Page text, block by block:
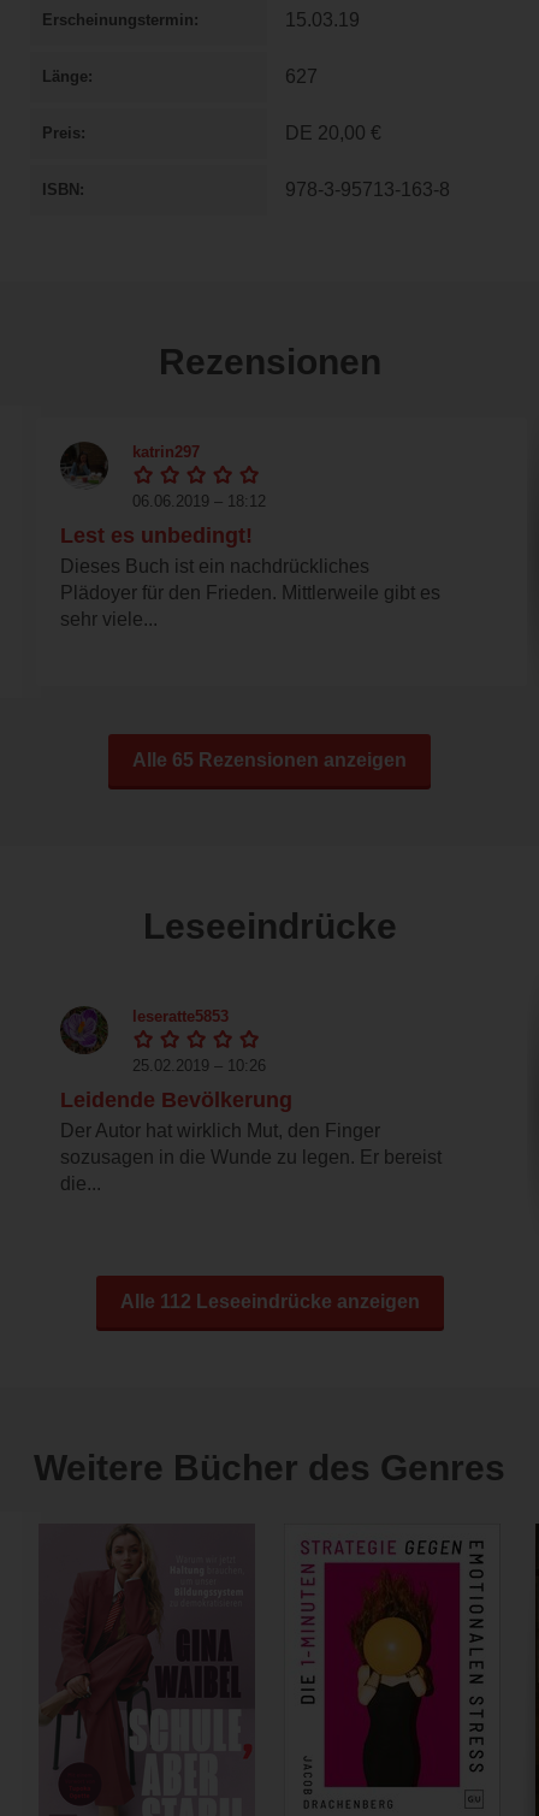
Erscheinungstermin 15.03.19
Länge 627
Preis DE 20,00 €
ISBN 978-3-95713-163-8
Rezensionen
katrin297
06.06.2019 – 18:12
Lest es unbedingt!
Dieses Buch ist ein nachdrückliches
Plädoyer für den Frieden. Mittlerweile gibt es
sehr viele...
Alle 65 Rezensionen anzeigen
Leseeindrücke
leseratte5853
25.02.2019 – 10:26
Leidende Bevölkerung
Der Autor hat wirklich Mut, den Finger
sozusagen in die Wunde zu legen. Er bereist
die...
Alle 112 Leseeindrücke anzeigen
Weitere Bücher des Genres